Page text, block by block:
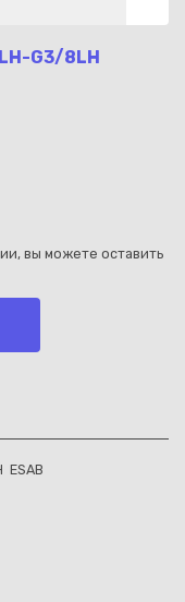
G3/8LH
вы можете оставить
ESAB